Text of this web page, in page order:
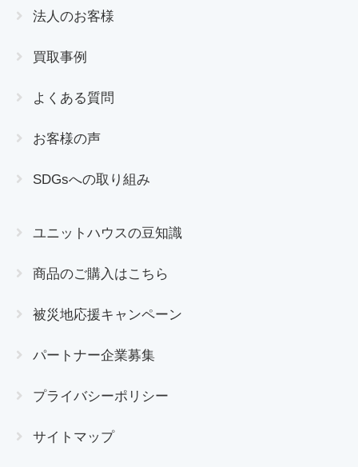
法人のお客様
買取事例
よくある質問
お客様の声
SDGsへの取り組み
ユニットハウスの豆知識
商品のご購入はこちら
被災地応援キャンペーン
パートナー企業募集
プライバシーポリシー
サイトマップ